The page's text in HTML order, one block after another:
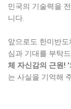
민국의 기술력을
니다.
앞으로도 한미반
심과 기대를 부탁
체 자신감의 근원!
는 사실을 기억해